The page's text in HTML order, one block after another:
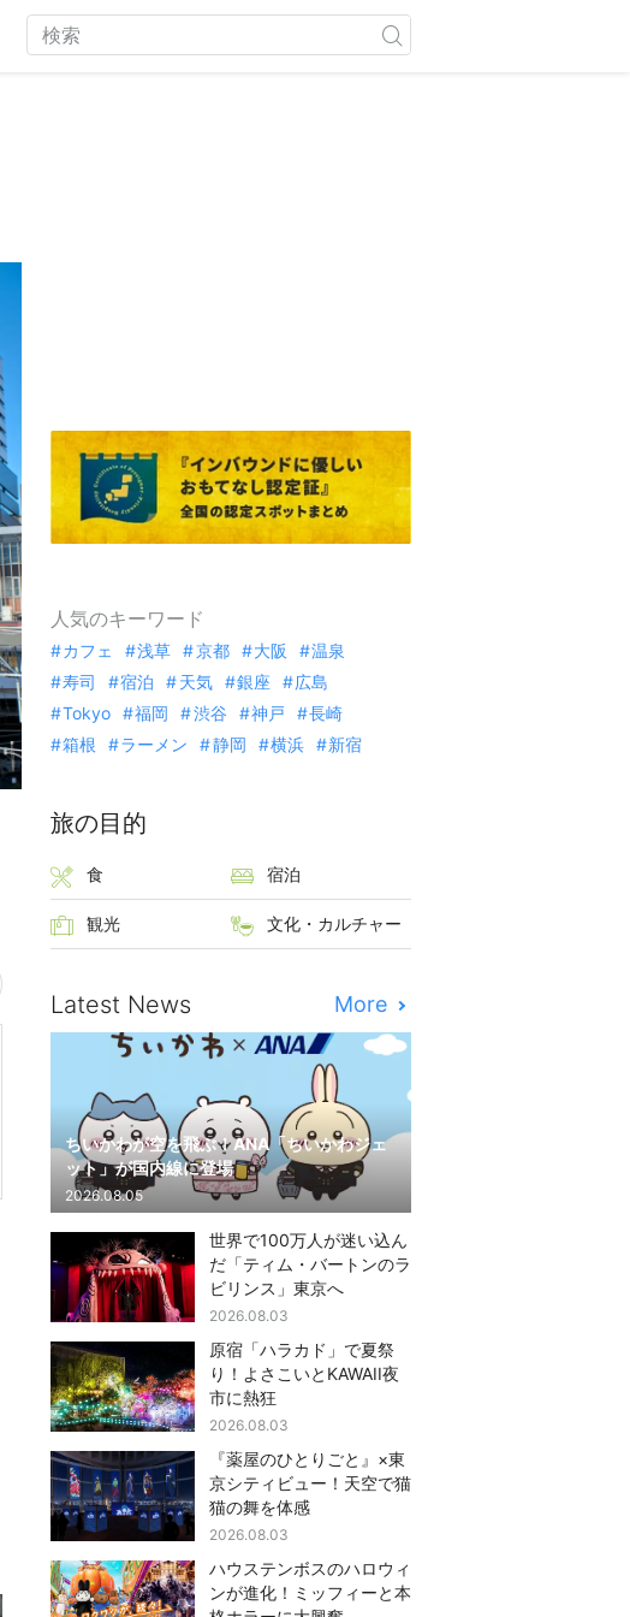
人気のキーワード
カフェ 浅草 京都 大阪
温泉
寿司
宿泊 天気 銀座
広島
Tokyo
福岡 渋谷 神戸
長崎
箱根
ラーメン 静岡 横浜 新宿
旅の目的
食 宿泊
観光 文化・カルチャー
Latest News More
ちいかわが空を飛ぶ！ANA「ちいかわジェ
ット」が国内線に登場
2026.08.05
世界で100万人が迷い込ん
だ「ティム・バートンのラ
ビリンス」東京へ
2026.08.03
原宿「ハラカド」で夏祭
り！よさこいとKAWAII夜
市に熱狂
2026.08.03
『薬屋のひとりごと』×東
京シティビュー！天空で猫
猫の舞を体感
2026.08.03
ハウステンボスのハロウィ
ンが進化！ミッフィーと本